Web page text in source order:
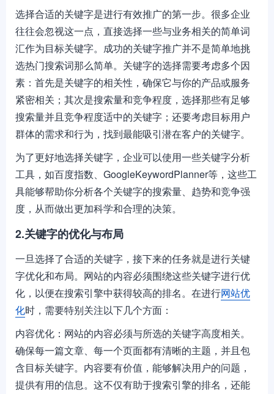
选择合适的关键字是进行有效推广的第一步。很多企业
往往会忽视这一点，直接选择一些与业务相关的简单词
汇作为目标关键字。成功的关键字推广并不是简单地挑
选热门搜索词那么简单。关键字的选择需要考虑多个因
素：首先是关键字的相关性，确保它与你的产品或服务
紧密相关；其次是搜索量和竞争程度，选择那些有足够
搜索量并且竞争程度适中的关键字；还要考虑目标用户
群体的需求和行为，找到最能吸引潜在客户的关键字。
为了更好地选择关键字，企业可以使用一些关键字分析
工具，如百度指数、GoogleKeywordPlanner等，这些工
具能够帮助你分析各个关键字的搜索量、趋势和竞争强
度，从而做出更加科学和合理的决策。
2.关键字的优化与布局
一旦选择了合适的关键字，接下来的任务就是进行关键
字优化和布局。网站的内容必须围绕这些关键字进行优
化，以便在搜索引擎中获得较高的排名。在进行网站优
化时，需要特别关注以下几个方面：
内容优化：网站的内容必须与所选的关键字高度相关。
确保每一篇文章、每一个页面都有清晰的主题，并且包
含目标关键字。内容要有价值，能够解决用户的问题，
提供有用的信息。这不仅有助于搜索引擎的排名，还能